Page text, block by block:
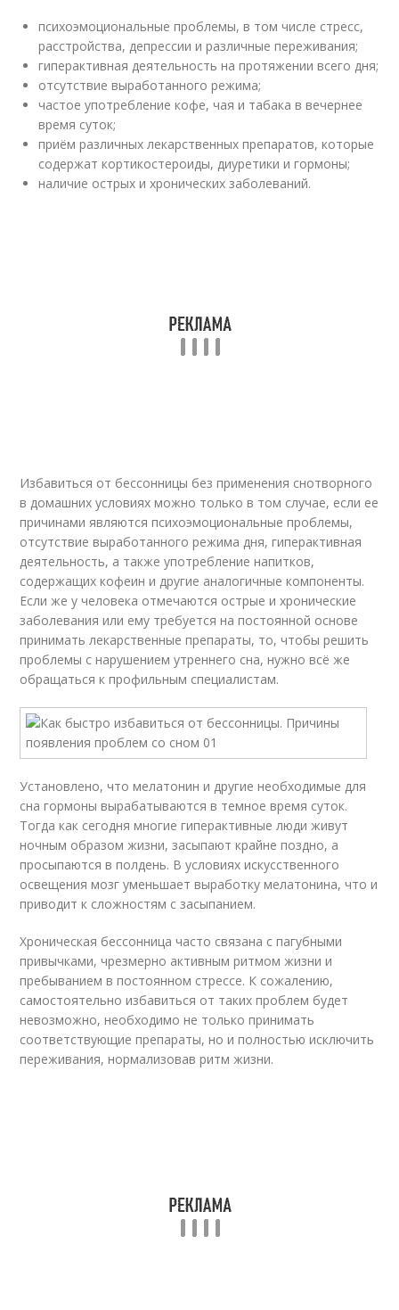
психоэмоциональные проблемы, в том числе стресс,
расстройства, депрессии и различные переживания;
гиперактивная деятельность на протяжении всего дня;
отсутствие выработанного режима;
частое употребление кофе, чая и табака в вечернее
время суток;
приём различных лекарственных препаратов, которые
содержат кортикостероиды, диуретики и гормоны;
наличие острых и хронических заболеваний.
Избавиться от бессонницы без применения снотворного
в домашних условиях можно только в том случае, если ее
причинами являются психоэмоциональные проблемы,
отсутствие выработанного режима дня, гиперактивная
деятельность, а также употребление напитков,
содержащих кофеин и другие аналогичные компоненты.
Если же у человека отмечаются острые и хронические
заболевания или ему требуется на постоянной основе
принимать лекарственные препараты, то, чтобы решить
проблемы с нарушением утреннего сна, нужно всё же
обращаться к профильным специалистам.
Установлено, что мелатонин и другие необходимые для
сна гормоны вырабатываются в темное время суток.
Тогда как сегодня многие гиперактивные люди живут
ночным образом жизни, засыпают крайне поздно, а
просыпаются в полдень. В условиях искусственного
освещения мозг уменьшает выработку мелатонина, что и
приводит к сложностям с засыпанием.
Хроническая бессонница часто связана с пагубными
привычками, чрезмерно активным ритмом жизни и
пребыванием в постоянном стрессе. К сожалению,
самостоятельно избавиться от таких проблем будет
невозможно, необходимо не только принимать
соответствующие препараты, но и полностью исключить
переживания, нормализовав ритм жизни.